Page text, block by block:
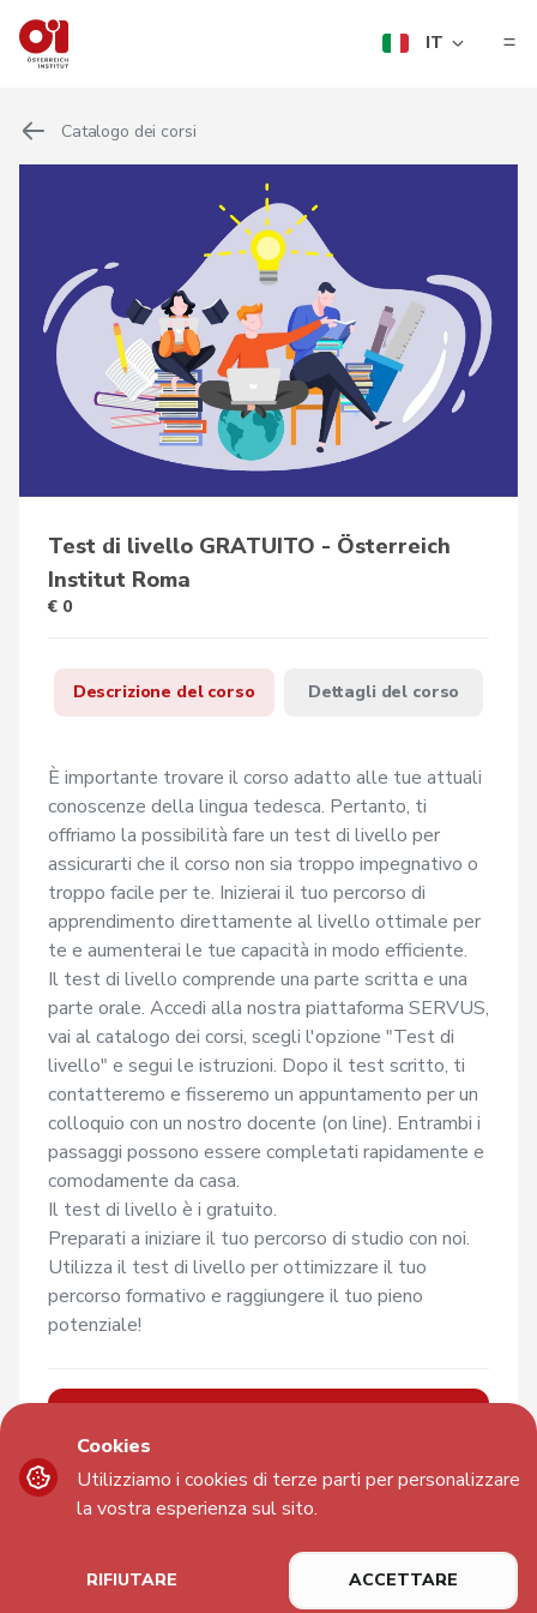
IT
Catalogo dei corsi
Test di livello GRATUITO - Österreich
Institut Roma
€ 0
Descrizione del corso Dettagli del corso
È importante trovare il corso adatto alle tue attuali
conoscenze della lingua tedesca. Pertanto, ti
offriamo la possibilità fare un test di livello per
assicurarti che il corso non sia troppo impegnativo o
troppo facile per te. Inizierai il tuo percorso di
apprendimento direttamente al livello ottimale per
te e aumenterai le tue capacità in modo efficiente.
Il test di livello comprende una parte scritta e una
parte orale. Accedi alla nostra piattaforma SERVUS,
vai al catalogo dei corsi, scegli l'opzione "Test di
livello" e segui le istruzioni. Dopo il test scritto, ti
contatteremo e fisseremo un appuntamento per un
colloquio con un nostro docente (on line). Entrambi i
passaggi possono essere completati rapidamente e
comodamente da casa.
Il test di livello è i gratuito.
Preparati a iniziare il tuo percorso di studio con noi.
Utilizza il test di livello per ottimizzare il tuo
percorso formativo e raggiungere il tuo pieno
info@oeiroma.it
+39 06 32 13 483
Cookies
Utilizziamo i cookies di terze parti per personalizzare
la vostra esperienza sul sito.
RIFIUTARE ACCETTARE